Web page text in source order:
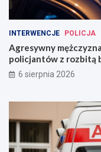
INTERWENCJE POLICJA
Agresywny
policjantów z rozbitą
6 sierpnia 2026